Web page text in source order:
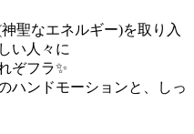
聖なエネルギー)を取り入
い人々に
ぞフラ✨
ハンドモーションと、しっ